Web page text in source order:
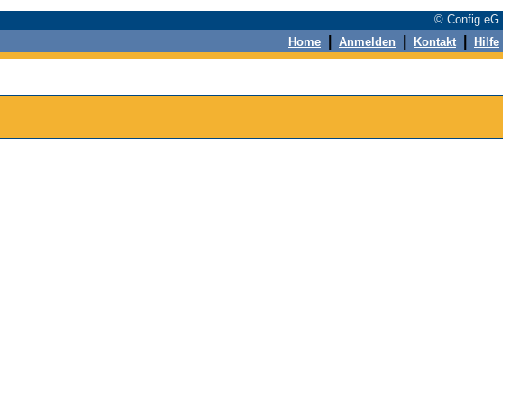
© Config eG
Home Anmelden Kontakt Hilfe